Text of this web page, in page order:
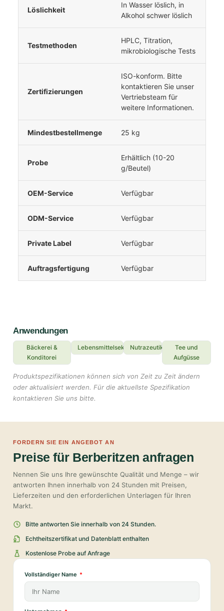
Löslichkeit
In Wasser löslich, in
Alkohol schwer löslich
Testmethoden
HPLC, Titration,
mikrobiologische Tests
Zertifizierungen
ISO-konform. Bitte
kontaktieren Sie unser
Vertriebsteam für
weitere Informationen.
Mindestbestellmenge 25 kg
Probe
Erhältlich (10-20
g/Beutel)
OEM-Service Verfügbar
ODM-Service Verfügbar
Private Label Verfügbar
Auftragsfertigung Verfügbar
Anwendungen
Bäckerei &
Konditorei
LebensmittelsektorNutrazeutika
Tee und
Aufgüsse
Produktspezifikationen können sich von Zeit zu Zeit ändern
oder aktualisiert werden. Für die aktuellste Spezifikation
kontaktieren Sie uns bitte.
FORDERN SIE EIN ANGEBOT AN
Preise für Berberitzen anfragen
Nennen Sie uns Ihre gewünschte Qualität und Menge – wir
antworten Ihnen innerhalb von 24 Stunden mit Preisen,
Lieferzeiten und den erforderlichen Unterlagen für Ihren
Markt.
Bitte antworten Sie innerhalb von 24 Stunden.
Echtheitszertifikat und Datenblatt enthalten
Kostenlose Probe auf Anfrage
Vollständiger Name